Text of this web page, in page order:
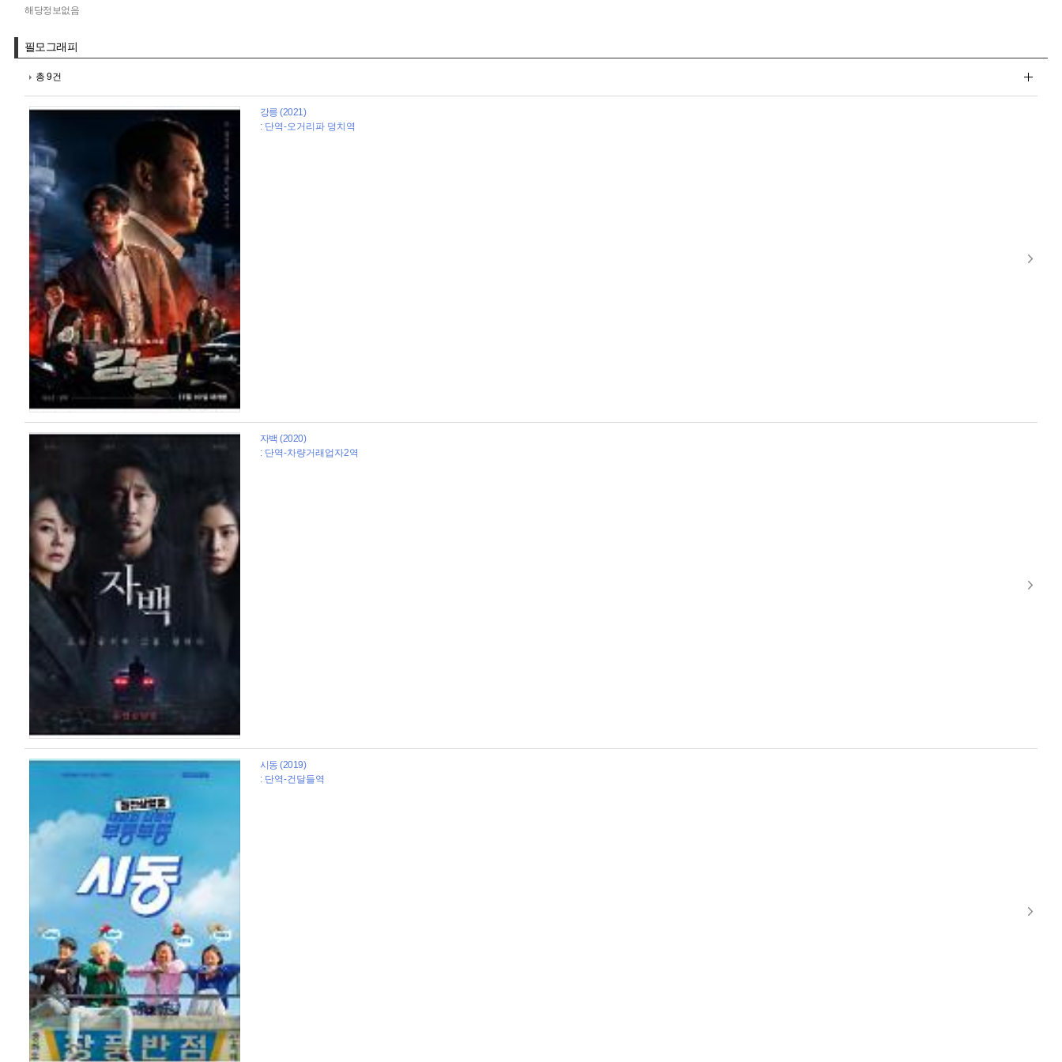
해당정보없음
필모그래피
총 9건
강릉 (2021)
: 단역-오거리파 덩치역
자백 (2020)
: 단역-차량거래업자2역
시동 (2019)
: 단역-건달들역